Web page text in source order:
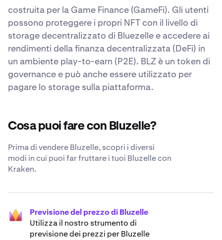
costruita per la Game Finance (GameFi). Gli utenti
possono proteggere i propri NFT con il livello di
storage decentralizzato di Bluezelle e accedere ai
rendimenti della finanza decentralizzata (DeFi) in
un ambiente play-to-earn (P2E). BLZ è un token di
governance e può anche essere utilizzato per
pagare lo storage sulla piattaforma.
Cosa puoi fare con Bluzelle?
Prima di vendere Bluzelle, scopri i diversi
modi in cui puoi far fruttare i tuoi Bluzelle con
Kraken.
Previsione del prezzo di Bluzelle
Utilizza il nostro strumento di
previsione dei prezzi per Bluzelle